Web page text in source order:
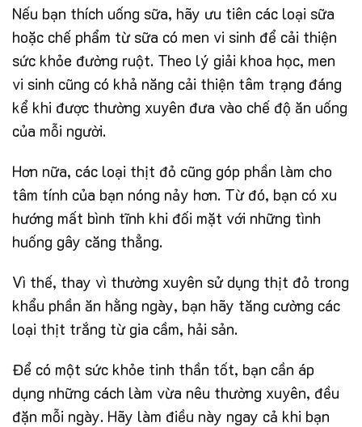
Nếu bạn thích uống sữa, hãy ưu tiên các loại sữa
hoặc chế phẩm từ sữa có men vi sinh để cải thiện
sức khỏe đường ruột. Theo lý giải khoa học, men
vi sinh cũng có khả năng cải thiện tâm trạng đáng
kể khi được thường xuyên đưa vào chế độ ăn uống
của mỗi người.
Hơn nữa, các loại thịt đỏ cũng góp phần làm cho
tâm tính của bạn nóng nảy hơn. Từ đó, bạn có xu
hướng mất bình tĩnh khi đối mặt với những tình
huống gây căng thẳng.
Vì thế, thay vì thường xuyên sử dụng thịt đỏ trong
khẩu phần ăn hằng ngày, bạn hãy tăng cường các
loại thịt trắng từ gia cầm, hải sản.
Để có một sức khỏe tinh thần tốt, bạn cần áp
dụng những cách làm vừa nêu thường xuyên, đều
đặn mỗi ngày. Hãy làm điều này ngay cả khi bạn